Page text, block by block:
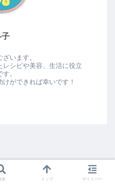
子
います。
レシピや美容、生活に役立
。
けができれば幸いです！
索 トップ サイドバー